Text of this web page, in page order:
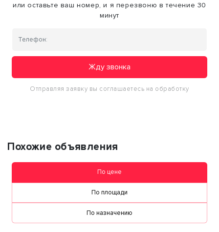
или оставьте ваш номер, и я перезвоню в течение 30
минут
Жду звонка
Отправляя заявку вы соглашаетесь на обработку
Похожие объявления
По цене
По площади
По назначению